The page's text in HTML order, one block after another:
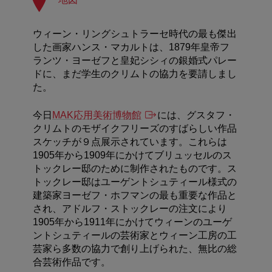
ウィーン・リングシュトラーセ時代の最も傑出
した画家ハンス・マカルトは、1879年皇帝フ
ランツ・ヨーゼフと皇妃シシィの銀婚式パレー
ドに、まだ学生のクリムトの協力を要請しまし
た。
今日 MAK応用美術博物館
には、グスタフ・
クリムトのモザイクフリーズのすばらしい作品
スケッチが９点展示されています。これらは
1905年から1909年にかけてブリュッセルのス
トックレー邸のために制作されたものです。ス
トックレー邸はユーゲントシュティール様式の
建築家ヨーゼフ・ホフマンの最も重要な作品と
され、アドルフ・ストックレーの注文により
1905年から1911年にかけてウィーンのユーゲ
ントシュティールの芸術家とウィーン工房の工
芸家ら多数の協力で創り上げられた、無比の総
合芸術作品です。